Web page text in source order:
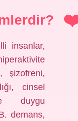
insanlar,
şizofreni,
cinsel
duygu
demans,